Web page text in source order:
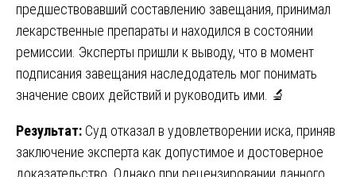
предшествовавший составлению завещания, принимал
лекарственные препараты и находился в состоянии
ремиссии. Эксперты пришли к выводу, что в момент
подписания завещания наследодатель мог понимать
значение своих действий и руководить ими. 🔬
Результат: Суд отказал в удовлетворении иска, приняв
заключение эксперта как допустимое и достоверное
доказательство. Однако при рецензировании данного